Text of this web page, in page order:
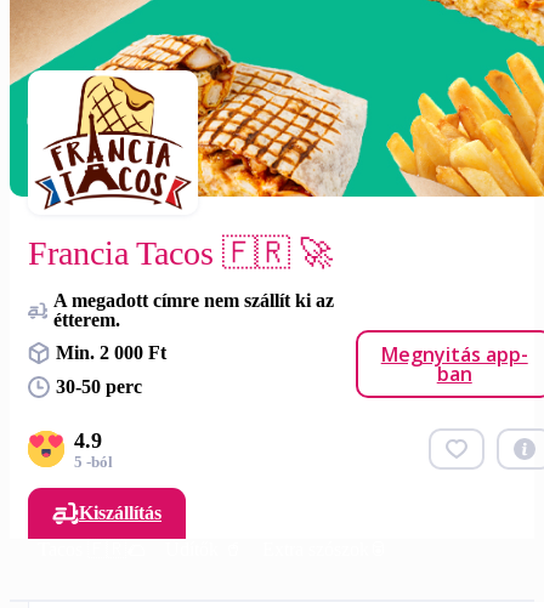
Francia Tacos 🇫🇷 🚀
A megadott címre nem szállít ki az
étterem.
Min. 2 000 Ft
30-50 perc
Megnyitás app-
ban
4.9
5 -ból
Kiszállítás